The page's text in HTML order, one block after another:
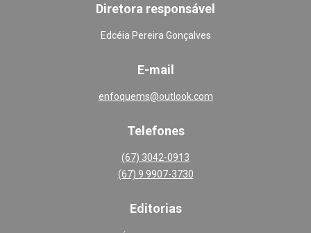
Diretora responsável
Edcéia Pereira Gonçalves
E-mail
enfoquems@outlook.com
Telefones
(67) 3042-0913
(67) 9 9907-3730
Editorias